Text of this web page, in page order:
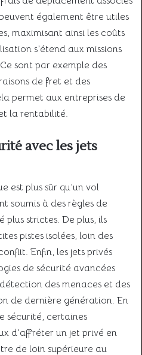
également être utiles
maximisant ainsi les coûts
s’étend aux missions
sont par exemple des
de fret et des
permet aux entreprises de
la rentabilité.
avec les jets
est plus sûr qu’un vol
soumis à des règles de
strictes. De plus, ils
pistes isolées, loin des
Enfin, les jets privés
de sécurité avancées
des menaces et des
de dernière génération. En
sécurité, certaines
d’affréter un jet privé en
de loin supérieure au